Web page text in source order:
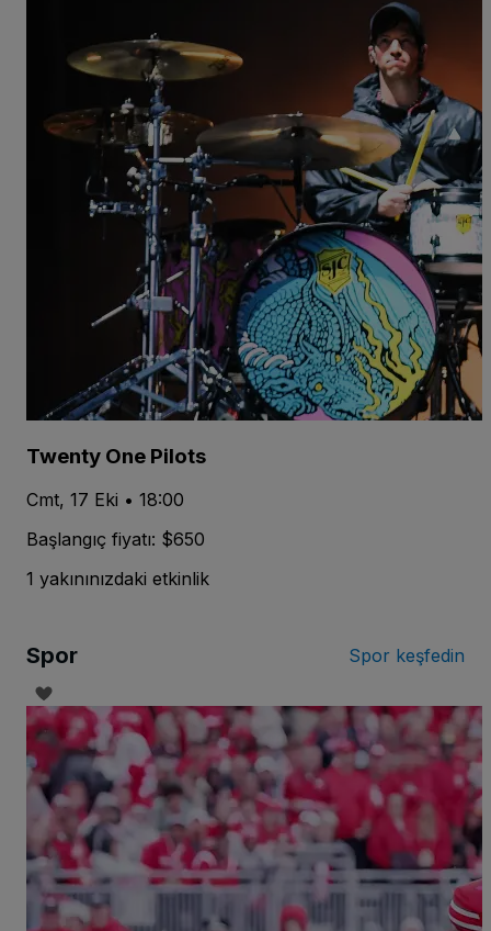
Twenty One Pilots
Cmt, 17 Eki • 18:00
Başlangıç fiyatı: $650
1 yakınınızdaki etkinlik
Spor Spor keşfedin